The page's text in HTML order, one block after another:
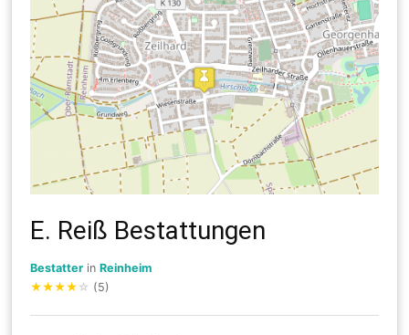
E. Reiß Bestattungen
Bestatter inReinheim
★★★★ ☆ (5)